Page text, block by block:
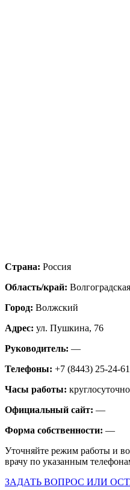
Страна: Россия
Область/край:
Город: Волжский
Адрес: ул. Пушкина, 76
Руководитель: —
Телефоны: +7 (8443) 25-24-61
Часы работы: круглосуточно
Официальный сайт: —
Форма собственности: —
Уточняйте режим работы и
врачу по указанным
ЗАДАТЬ ВОПРОС ИЛИ